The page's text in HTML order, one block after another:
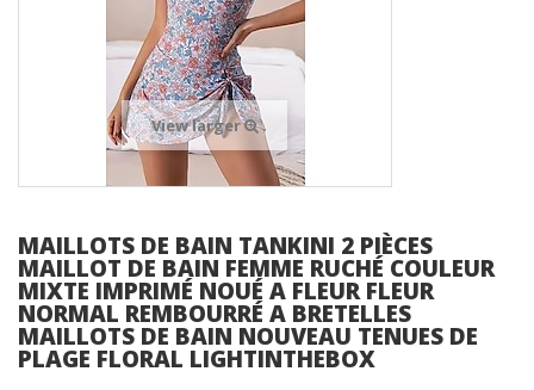
View larger
MAILLOTS DE BAIN TANKINI 2 PIÈCES
MAILLOT DE BAIN FEMME RUCHÉ COULEUR
MIXTE IMPRIMÉ NOUÉ A FLEUR FLEUR
NORMAL REMBOURRÉ A BRETELLES
MAILLOTS DE BAIN NOUVEAU TENUES DE
PLAGE FLORAL LIGHTINTHEBOX